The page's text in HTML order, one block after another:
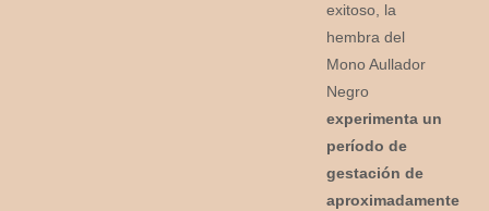
exitoso, la
hembra del
Mono Aullador
Negro
experimenta un
período de
gestación de
aproximadamente